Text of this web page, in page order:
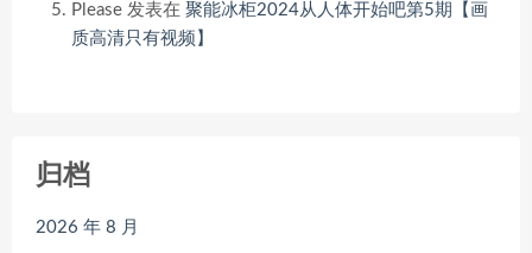
Please 发表在 聚能冰柜2024从人体开始吧第5期【画
质高清只有视频】
归档
2026 年 8 月